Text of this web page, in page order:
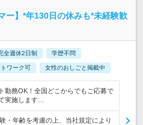
ー】*年130日の休みも*未経験歓
全週休2日制 学歴不問
トワーク可 女性のおしごと掲載中
務OK！全国どこからでもご応募で
実施します…
・年齢を考慮の上、当社規定により